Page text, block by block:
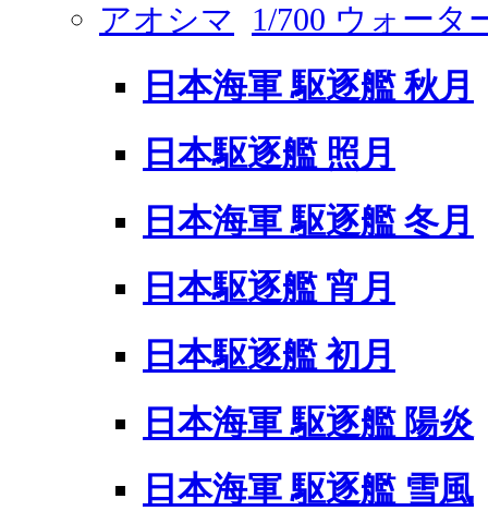
アオシマ
1/700 ウォータ
日本海軍 駆逐艦 秋月
日本駆逐艦 照月
日本海軍 駆逐艦 冬月
日本駆逐艦 宵月
日本駆逐艦 初月
日本海軍 駆逐艦 陽炎
日本海軍 駆逐艦 雪風